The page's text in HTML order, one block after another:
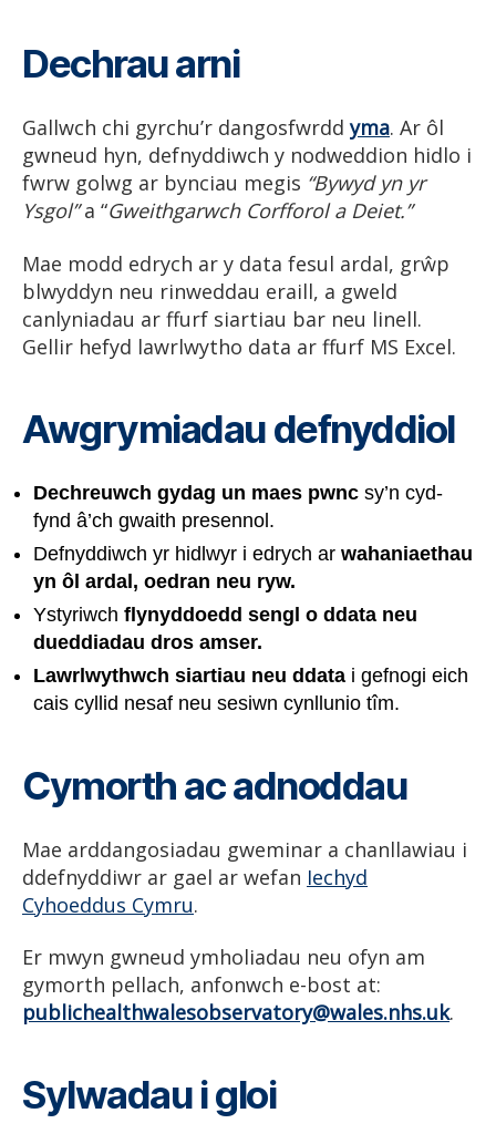
Dechrau arni
Gallwch chi gyrchu’r dangosfwrddyma. Ar ôl
gwneud hyn, defnyddiwch y nodweddion hidlo i
fwrw golwg ar bynciau megis “Bywyd yn yr
Ysgol”a “Gweithgarwch Corfforol a Deiet.”
Mae modd edrych ar y data fesul ardal, grŵp
blwyddyn neu rinweddau eraill, a gweld
canlyniadau ar ffurf siartiau bar neu linell.
Gellir hefyd lawrlwytho data ar ffurf MS Excel.
Awgrymiadau defnyddiol
Dechreuwch gydag un maes pwnc sy’n cyd-
fynd â’ch gwaith presennol.
Defnyddiwch yr hidlwyr i edrych ar wahaniaethau
yn ôl ardal, oedran neu ryw.
Ystyriwch flynyddoedd sengl o ddata neu
dueddiadau dros amser.
Lawrlwythwch siartiau neu ddata i gefnogi eich
cais cyllid nesaf neu sesiwn cynllunio tîm.
Cymorth ac adnoddau
Mae arddangosiadau gweminar a chanllawiau i
ddefnyddiwr ar gael ar wefan Iechyd
Cyhoeddus Cymru.
Er mwyn gwneud ymholiadau neu ofyn am
gymorth pellach, anfonwch e-bost at:
publichealthwalesobservatory@wales.nhs.uk.
Sylwadau i gloi